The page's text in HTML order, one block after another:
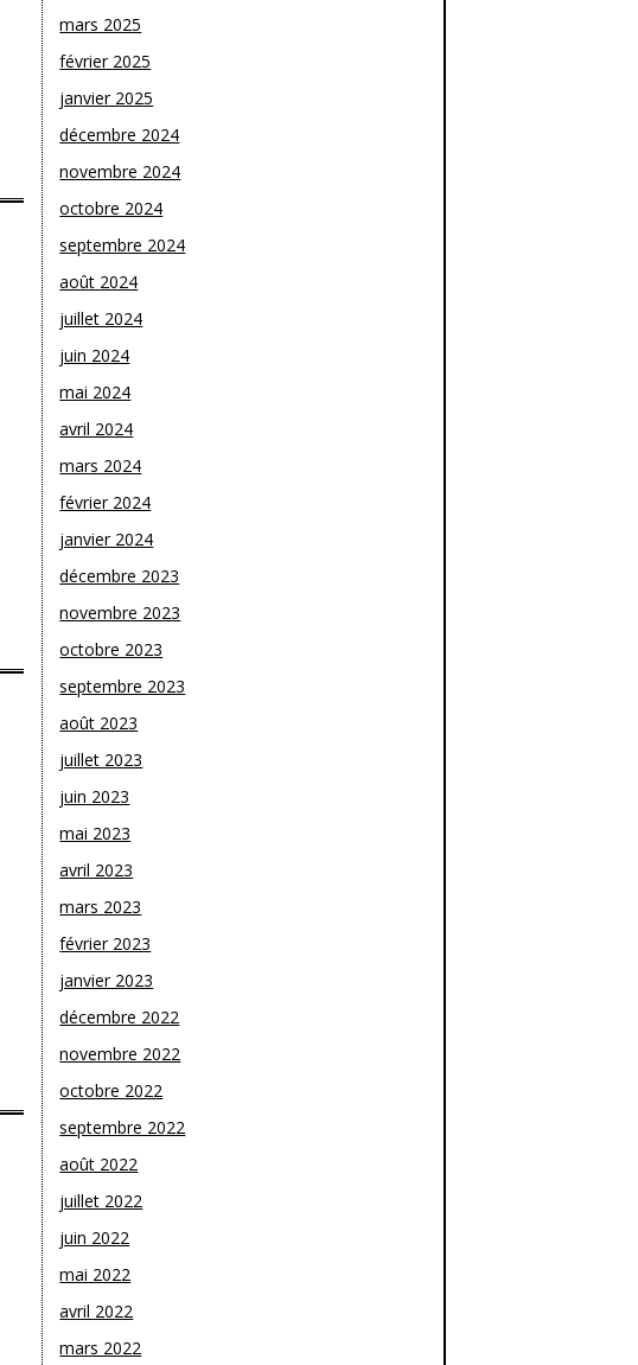
mars 2025
février 2025
janvier 2025
décembre 2024
novembre 2024
octobre 2024
septembre 2024
août 2024
juillet 2024
juin 2024
mai 2024
avril 2024
mars 2024
février 2024
janvier 2024
décembre 2023
novembre 2023
octobre 2023
septembre 2023
août 2023
juillet 2023
juin 2023
mai 2023
avril 2023
mars 2023
février 2023
janvier 2023
décembre 2022
novembre 2022
octobre 2022
septembre 2022
août 2022
juillet 2022
juin 2022
mai 2022
avril 2022
mars 2022